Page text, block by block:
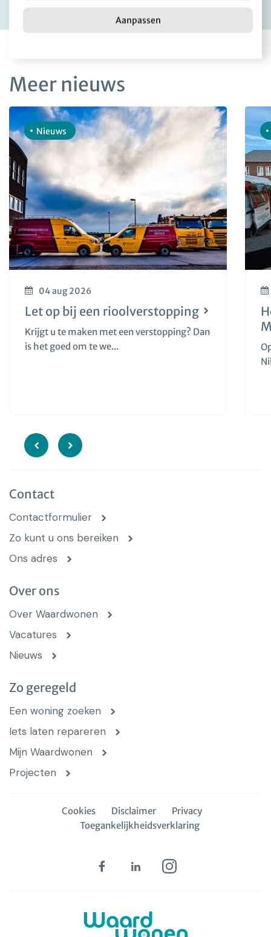
Aanpassen
Meer nieuws
Nieuws
04 aug 2026
Let op bij een rioolverstopping
Krijgt u te maken met een verstopping? Dan
is het goed om te we...
Contact
Contactformulier
Zo kunt u ons bereiken
Ons adres
Over ons
Over Waardwonen
Vacatures
Nieuws
Zo geregeld
Een woning zoeken
Iets laten repareren
Mijn Waardwonen
Projecten
Cookies Disclaimer
Privacy
Toegankelijkheidsverklaring